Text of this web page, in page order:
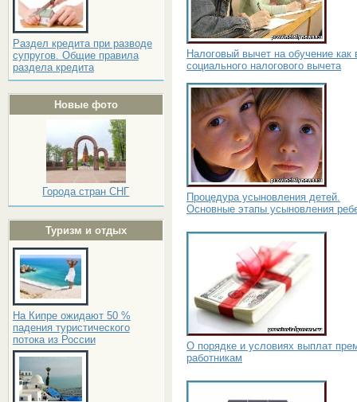
Раздел кредита при разводе
супругов. Общие правила
раздела кредита
Новые фото
Города стран СНГ
Туризм и отдых
На Кипре ожидают 50 %
падения туристического
потока из России
Налоговый вычет на обучение как
социального налогового вычета
Процедура усыновления детей.
Основные этапы усыновления
О порядке и условиях выплат
работникам